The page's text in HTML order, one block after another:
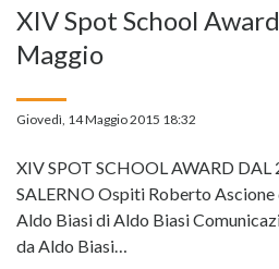
XIV Spot School
Maggio
Giovedì, 14 Maggio 2015 18:32
XIV SPOT SCHOOL AWARD
SALERNO Ospiti Roberto
Aldo Biasi di Aldo Biasi
da Aldo Biasi…